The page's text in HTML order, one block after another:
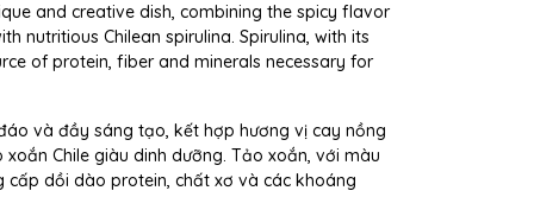
and creative dish, combining the spicy flavor
nutritious Chilean spirulina. Spirulina, with its
of protein, fiber and minerals necessary for
và đầy sáng tạo, kết hợp hương vị cay nồng
Chile giàu dinh dưỡng. Tảo xoắn, với màu
cấp dồi dào protein, chất xơ và các khoáng